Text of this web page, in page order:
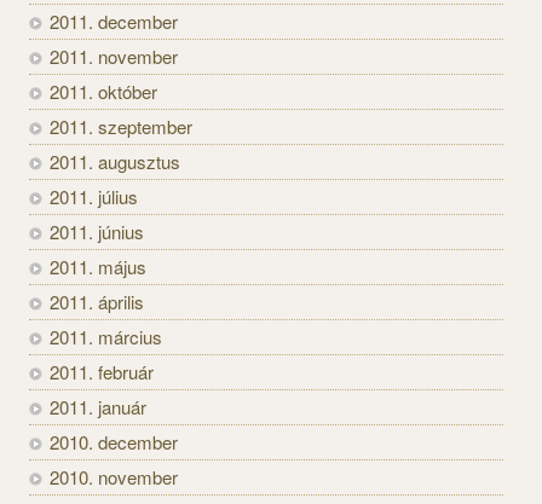
2011. december
2011. november
2011. október
2011. szeptember
2011. augusztus
2011. július
2011. június
2011. május
2011. április
2011. március
2011. február
2011. január
2010. december
2010. november